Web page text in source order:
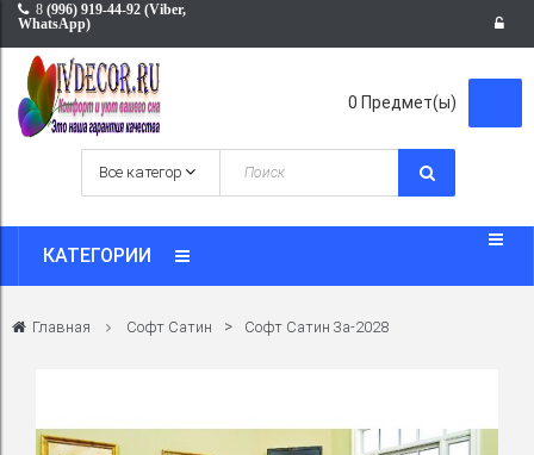
8 (996) 919-44-92 (Viber,
WhatsApp)
0 Предмет(ы)
КАТЕГОРИИ
Главная Софт Сатин > Софт Сатин 3a-2028